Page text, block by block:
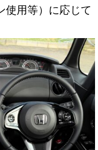
使用等）に応じて